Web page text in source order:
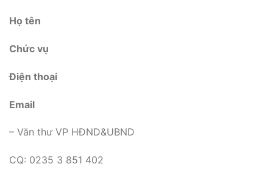
Họ tên
Chức vụ
Điện thoại
Email
– Văn thư VP HĐND&UBND
CQ: 0235 3 851 402